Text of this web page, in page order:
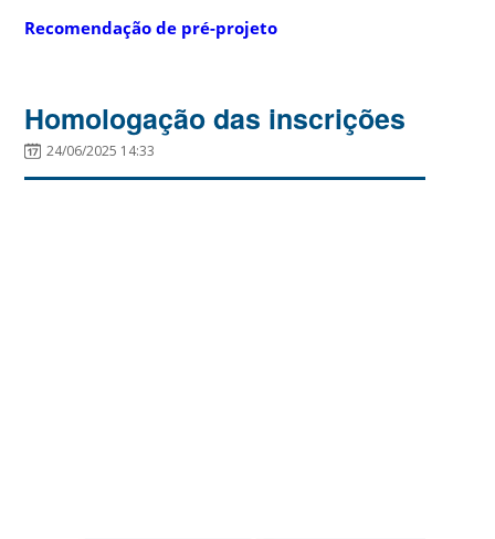
Recomendação de pré-projeto
Homologação das inscrições
24/06/2025 14:33